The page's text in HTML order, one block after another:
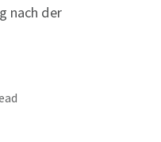
nach der